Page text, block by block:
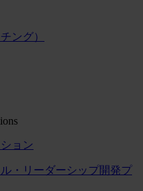
ング）
ョン
・リーダーシップ開発プ